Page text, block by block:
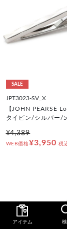
SALE
JPT3023-SV_X
【JOHN PEARSE
タイピン/シルバー/
¥4,389
WEB価格¥3,950 税
アイテム